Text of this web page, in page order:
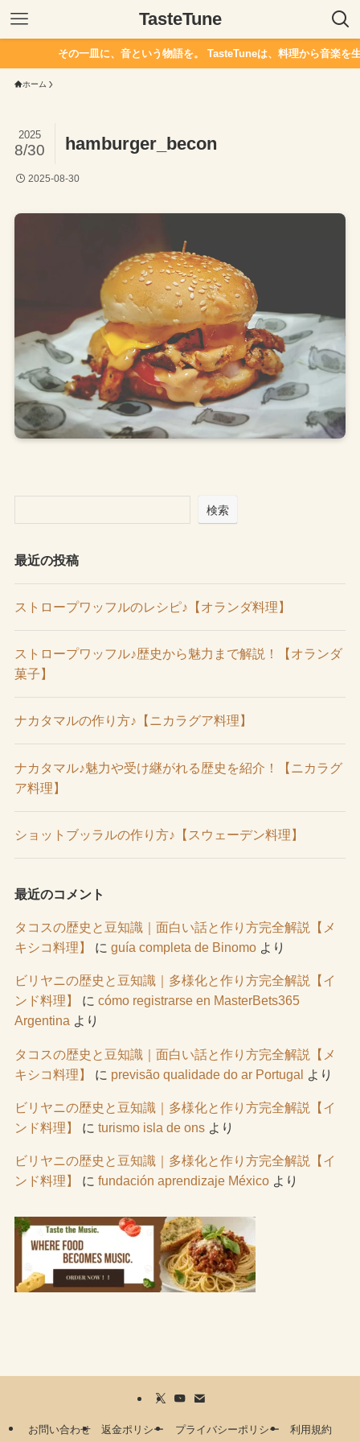
TasteTune
その一皿に、音という物語を。 TasteTuneは、料理から音楽を生
ホーム
hamburger_becon
2025
8/30
2025-08-30
検索
最近の投稿
ストロープワッフルのレシピ♪【オランダ料理】
ストロープワッフル♪歴史から魅力まで解説！【オランダ
菓子】
ナカタマルの作り方♪【ニカラグア料理】
ナカタマル♪魅力や受け継がれる歴史を紹介！【ニカラグ
ア料理】
ショットブッラルの作り方♪【スウェーデン料理】
最近のコメント
タコスの歴史と豆知識｜面白い話と作り方完全解説【メ
キシコ料理】
に guía completa de Binomoより
ビリヤニの歴史と豆知識｜多様化と作り方完全解説【イ
ンド料理】
に cómo registrarse en MasterBets365
Argentina より
タコスの歴史と豆知識｜面白い話と作り方完全解説【メ
キシコ料理】
に previsão qualidade do ar Portugal より
ビリヤニの歴史と豆知識｜多様化と作り方完全解説【イ
ンド料理】
に turismo isla de onsより
ビリヤニの歴史と豆知識｜多様化と作り方完全解説【イ
ンド料理】
に fundación aprendizaje Méxicoより
お問い合わせ 返金ポリシー プライバシーポリシー 利用規約